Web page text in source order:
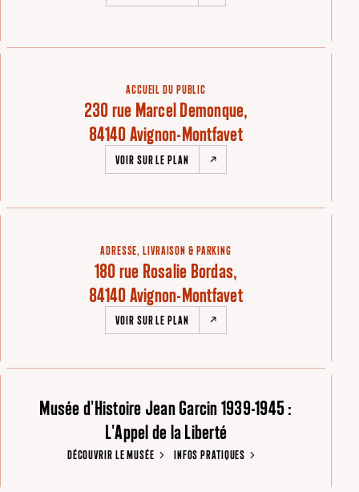
ACCUEIL DU PUBLIC
230 rue Marcel Demonque,
84140 Avignon-Montfavet
VOIR SUR LE PLAN
ADRESSE, LIVRAISON & PARKING
180 rue Rosalie Bordas,
84140 Avignon-Montfavet
VOIR SUR LE PLAN
Musée d'Histoire Jean Garcin 1939-1945 :
L'Appel de la Liberté
DÉCOUVRIR LE MUSÉE INFOS PRATIQUES